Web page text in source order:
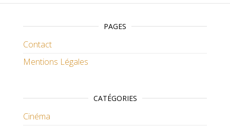
PAGES
Contact
Mentions Légales
CATÉGORIES
Cinéma